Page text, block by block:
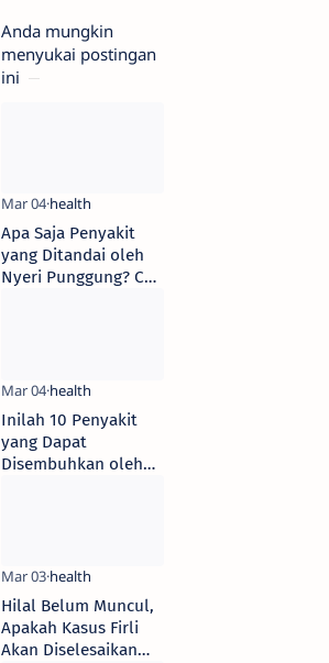
Anda mungkin
menyukai postingan
ini
Apa Saja Penyakit
yang Ditandai oleh
Nyeri Punggung? Cek
Inilah 10 Penyakit
yang Dapat
Disembuhkan oleh
Hilal Belum Muncul,
Apakah Kasus Firli
Akan Diselesaikan